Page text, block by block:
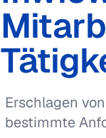
Erschlagen
bestimmte